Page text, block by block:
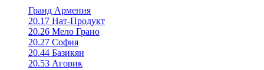
Гранд Армения
20.17 Нат-Продукт
20.26 Мело Грано
20.27 София
20.44 Базикян
20.53 Агорик